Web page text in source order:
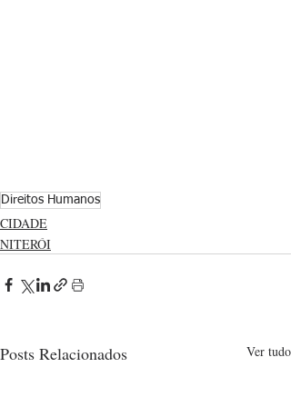
Direitos Humanos
CIDADE
NITERÓI
Posts Relacionados Ver tudo